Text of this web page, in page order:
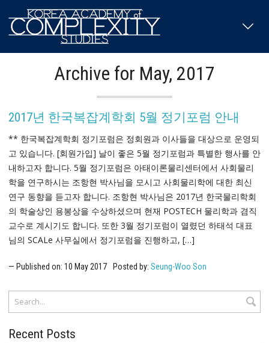
Archive for May, 2017
2017년 한국복잡계학회 5월 정기포럼 안내
** 한국복잡계학회 정기포럼은 정회원과 이사들을 대상으로 운영되
고 있습니다. [회원가입] 날이 좋은 5월 정기포럼과 특별한 행사를 안
내하고자 합니다. 5월 정기포럼은 아태이론물리센터에서 사회물리
학을 연구하시는 조항현 박사님을 모시고 사회물리학에 대한 최신
연구 동향을 듣고자 합니다. 조항현 박사님은 2017년 한국물리학회
의 학술상인 용봉상을 수상하셨으며 현재 POSTECH 물리학과 겸직
교수로 계시기도 합니다. 또한 3월 정기포럼이 열렸던 하태석 대표
님의 SCALe 사무실에서 정기포럼을 진행하고, […]
Published on: 10 May2017 Posted by: Seung-Woo Son
Recent Posts